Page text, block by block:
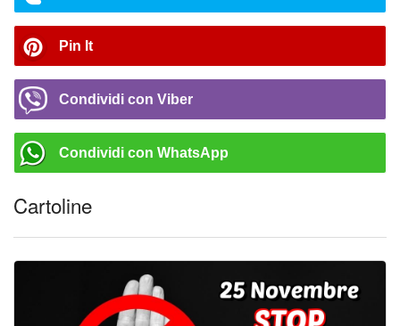
Pin It
Condividi con Viber
Condividi con WhatsApp
Cartoline